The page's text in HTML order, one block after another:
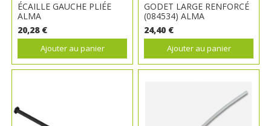
ÉCAILLE GAUCHE PLIÉE
ALMA
20,28 €
Ajouter au panier
GODET LARGE RENFORCÉ
(084534) ALMA
24,40 €
Ajouter au panier